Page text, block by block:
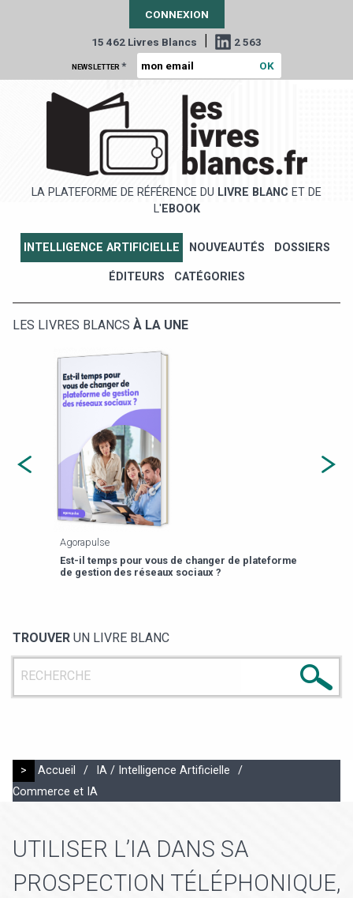
CONNEXION
15 462 Livres Blancs | 2 563
NEWSLETTER *
LA PLATEFORME DE RÉFÉRENCE DU LIVRE BLANC ET DE
L' EBOOK
INTELLIGENCE ARTIFICIELLE NOUVEAUTÉS DOSSIERS
ÉDITEURS CATÉGORIES
LES LIVRES BLANCS À LA UNE
Agorapulse
Est-il temps pour vous de changer de plateforme
de gestion des réseaux sociaux ?
TROUVER UN LIVRE BLANC
> Accueil / IA / Intelligence Artificielle
/
Commerce et IA
UTILISER L’IA DANS SA
PROSPECTION TÉLÉPHONIQUE,